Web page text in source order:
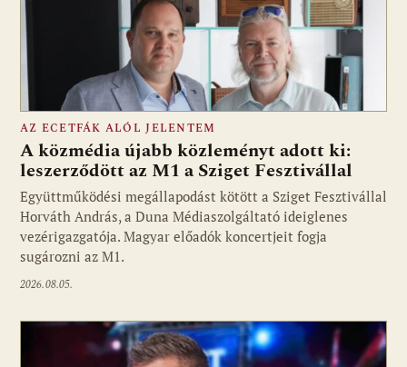
Fotó: media1.hu
AZ ECETFÁK ALÓL JELENTEM
A közmédia újabb közleményt adott ki:
leszerződött az M1 a Sziget Fesztivállal
Együttműködési megállapodást kötött a Sziget Fesztivállal
Horváth András, a Duna Médiaszolgáltató ideiglenes
vezérigazgatója. Magyar előadók koncertjeit fogja
sugározni az M1.
2026.08.05.